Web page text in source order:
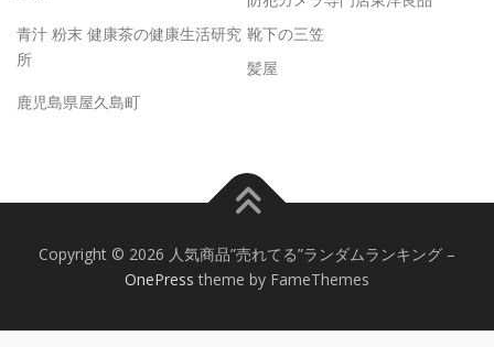
青汁 粉末 健康茶の健康生活研究
所
靴下の三笠
髪屋
鹿児島県屋久島町
Copyright © 2026 人気商品”売れてる”ランダムランキング –
OnePress theme by FameThemes